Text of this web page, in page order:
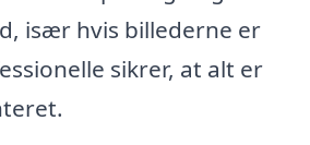
især hvis billederne er
sikrer, at alt er